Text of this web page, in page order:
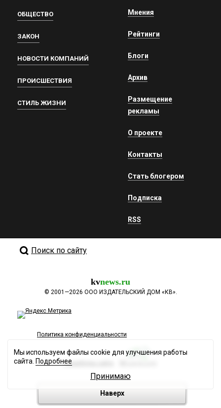
ОБЩЕСТВО
ЗАКОН
НОВОСТИ КОМПАНИЙ
ПРОИСШЕСТВИЯ
СТИЛЬ ЖИЗНИ
Мнения
Рейтинги
Блоги
Архив
Размещение
рекламы
О проекте
Контакты
Стать блогером
Подписка
RSS
Поиск по сайту
kvnews.ru
© 2001—2026 ООО ИЗДАТЕЛЬСКИЙ ДОМ «КВ».
Политика конфиденциальности
Разработка сайта
Наверх
Мы используем файлы cookie для улучшения работы
сайта. Подробнее
Принимаю